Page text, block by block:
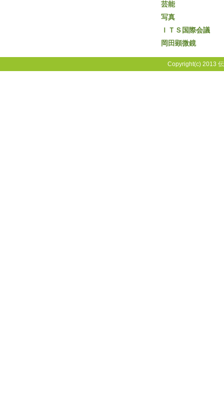
芸能
写真
ＩＴＳ国際会議
岡田顕微鏡
Copyright(c) 2013